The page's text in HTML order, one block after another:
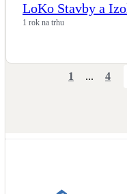
LoKo Stavby a
1 rok na trhu
1 ... 4